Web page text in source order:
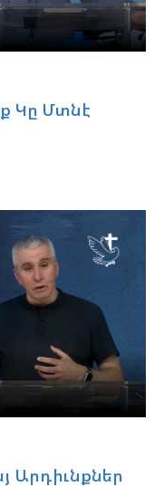
Կը Մտնէ
Արդիւնքներ